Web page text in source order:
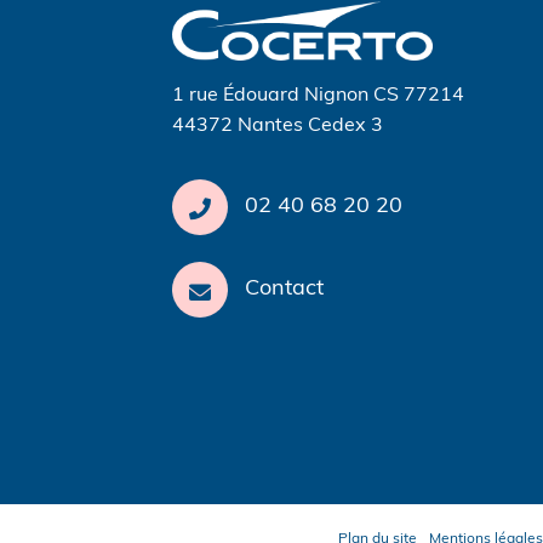
1 rue Édouard Nignon CS 77214
44372 Nantes Cedex 3
02 40 68 20 20
Contact
Plan du site Mentions légales